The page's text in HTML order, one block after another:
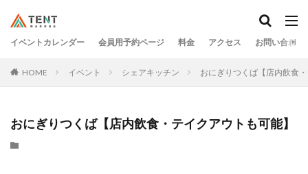
イベントカレンダー 会員用予約ページ 料金 アクセス お問い合わせ
HOME イベント シェアキッチン おにぎりつくば【店内飲食
おにぎりつくば【店内飲食・テイクアウトも可能】